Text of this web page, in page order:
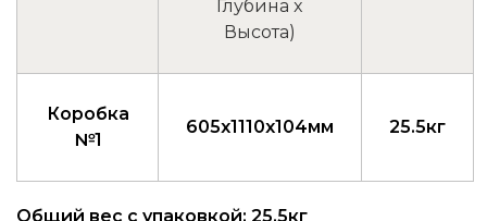
Глубина x
Высота)
Коробка
№1
605x1110x104мм 25.5кг
Общий вес с упаковкой: 25.5кг